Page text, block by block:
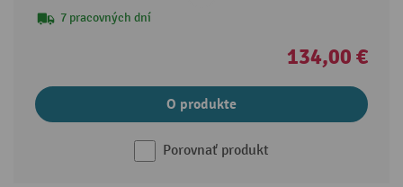
7 pracovných dní
134,00 €
O produkte
Porovnať produkt